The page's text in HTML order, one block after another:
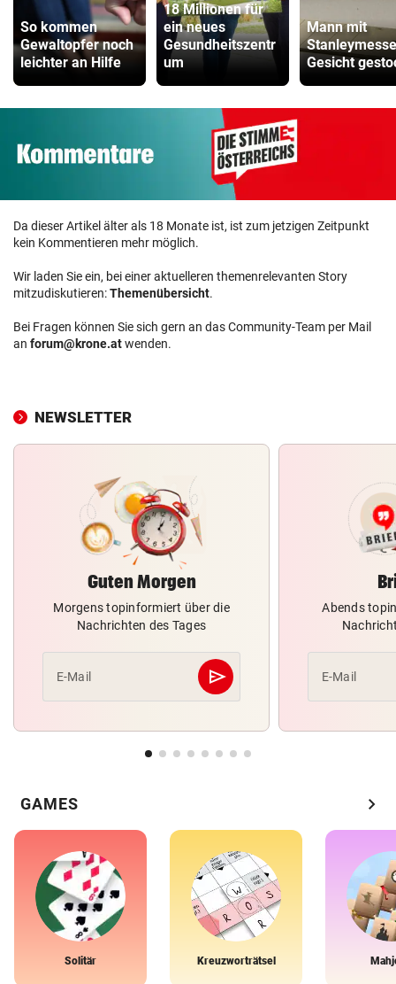
So kommen
Gewaltopfer noch
leichter an Hilfe
18 Millionen für
ein neues
Gesundheitszentr
um
Mann mit
Gesicht
Da dieser Artikel älter als 18 Monate ist, ist zum jetzigen Zeitpunkt
kein Kommentieren mehr möglich.
Wir laden Sie ein, bei einer aktuelleren themenrelevanten Story
mitzudiskutieren:Themenübersicht.
Bei Fragen können Sie sich gern an das Community-Team per Mail
an forum@krone.atwenden.
NEWSLETTER
Guten Morgen
Morgens topinformiert über die
Nachrichten des Tages
E-Mail send
Abschicken
Abends
E-Mail
GAMES chevron_right
Solitär Kreuzworträtsel